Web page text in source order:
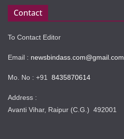
Contact
To Contact Editor
Email : newsbindass.com@gmail.com
Mo. No : +91 8435870614
Address :
Avanti Vihar, Raipur (C.G.) 492001